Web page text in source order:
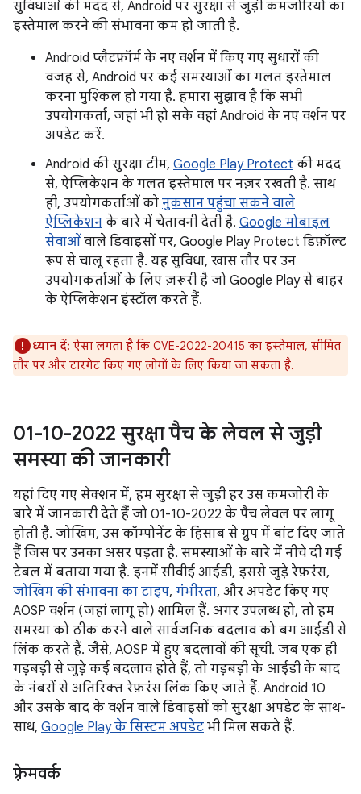
सुविधाओं की मदद से, Android पर सुरक्षा से जुड़ी कमजोरियों का
इस्तेमाल करने की संभावना कम हो जाती है.
Android प्लैटफ़ॉर्म के नए वर्शन में किए गए सुधारों की
वजह से, Android पर कई समस्याओं का गलत इस्तेमाल
करना मुश्किल हो गया है. हमारा सुझाव है कि सभी
उपयोगकर्ता, जहां भी हो सके वहां Android के नए वर्शन पर
अपडेट करें.
Android की सुरक्षा टीम, Google Play Protect की मदद
से, ऐप्लिकेशन के गलत इस्तेमाल पर नज़र रखती है. साथ
ही, उपयोगकर्ताओं को नुकसान पहुंचा सकने वाले
ऐप्लिकेशन के बारे में चेतावनी देती है. Google मोबाइल
सेवाओं वाले डिवाइसों पर, Google Play Protect डिफ़ॉल्ट
रूप से चालू रहता है. यह सुविधा, खास तौर पर उन
उपयोगकर्ताओं के लिए ज़रूरी है जो Google Play से बाहर
के ऐप्लिकेशन इंस्टॉल करते हैं.
ध्यान दें: ऐसा लगता है कि CVE-2022-20415 का इस्तेमाल, सीमित
तौर पर और टारगेट किए गए लोगों के लिए किया जा सकता है.
01-10-2022 सुरक्षा पैच के लेवल से जुड़ी
समस्या की जानकारी
यहां दिए गए सेक्शन में, हम सुरक्षा से जुड़ी हर उस कमजोरी के
बारे में जानकारी देते हैं जो 01-10-2022 के पैच लेवल पर लागू
होती है. जोखिम, उस कॉम्पोनेंट के हिसाब से ग्रुप में बांट दिए जाते
हैं जिस पर उनका असर पड़ता है. समस्याओं के बारे में नीचे दी गई
टेबल में बताया गया है. इनमें सीवीई आईडी, इससे जुड़े रेफ़रंस,
जोखिम की संभावना का टाइप, गंभीरता, और अपडेट किए गए
AOSP वर्शन (जहां लागू हो) शामिल हैं. अगर उपलब्ध हो, तो हम
समस्या को ठीक करने वाले सार्वजनिक बदलाव को बग आईडी से
लिंक करते हैं. जैसे, AOSP में हुए बदलावों की सूची. जब एक ही
गड़बड़ी से जुड़े कई बदलाव होते हैं, तो गड़बड़ी के आईडी के बाद
के नंबरों से अतिरिक्त रेफ़रंस लिंक किए जाते हैं. Android 10
और उसके बाद के वर्शन वाले डिवाइसों को सुरक्षा अपडेट के साथ-
साथ, Google Play के सिस्टम अपडेट भी मिल सकते हैं.
फ़्रेमवर्क